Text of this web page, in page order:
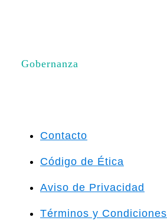
Gobernanza
Contacto
Código de Ética
Aviso de Privacidad
Términos y Condiciones